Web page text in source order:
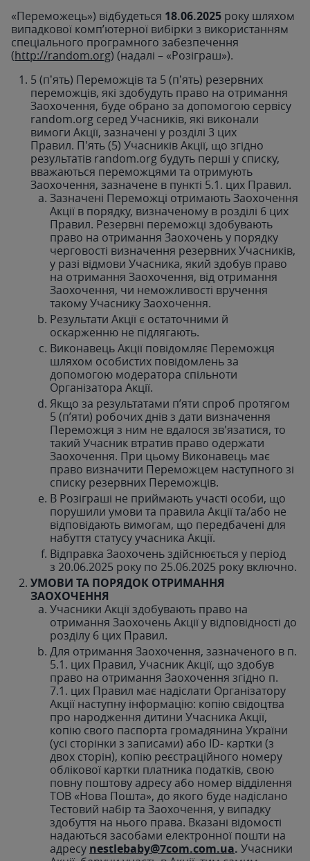
«Переможець») відбудеться 18.06.2025 року шляхом
випадкової комп’ютерної вибірки з використанням
спеціального програмного забезпечення
(http://random.org) (надалі – «Розіграш»).
5 (пʼять) Переможців та 5 (пʼять) резервних
переможців, які здобудуть право на отримання
Заохочення, буде обрано за допомогою сервісу
random.org серед Учасників, які виконали
вимоги Акції, зазначені у розділі 3 цих
Правил. Пʼять (5) Учасників Акції, що згідно
результатів random.org будуть перші у списку,
вважаються переможцями та отримують
Заохочення, зазначене в пункті 5.1. цих Правил.
Зазначені Переможці отримають Заохочення
Акції в порядку, визначеному в розділі 6 цих
Правил. Резервні переможці здобувають
право на отримання Заохочень у порядку
черговості визначення резервних Учасників,
у разі відмови Учасника, який здобув право
на отримання Заохочення, від отримання
Заохочення, чи неможливості вручення
такому Учаснику Заохочення.
Результати Акції є остаточними й
оскарженню не підлягають.
Виконавець Акції повідомляє Переможця
шляхом особистих повідомлень за
допомогою модератора спільноти
Організатора Акції.
Якщо за результатами п’яти спроб протягом
5 (п’яти) робочих днів з дати визначення
Переможця з ним не вдалося зв'язатися, то
такий Учасник втратив право одержати
Заохочення. При цьому Виконавець має
право визначити Переможцем наступного зі
списку резервних Переможців.
В Розіграші не приймають участі особи, що
порушили умови та правила Акції та/або не
відповідають вимогам, що передбачені для
набуття статусу учасника Акції.
Відправка Заохочень здійснюється у період
з 20.06.2025 року по 25.06.2025 року включно.
УМОВИ ТА ПОРЯДОК ОТРИМАННЯ
ЗАОХОЧЕННЯ
Учасники Акції здобувають право на
отримання Заохочень Акції у відповідності до
розділу 6 цих Правил.
Для отримання Заохочення, зазначеного в п.
5.1. цих Правил, Учасник Акції, що здобув
право на отримання Заохочення згідно п.
7.1. цих Правил має надіслати Організатору
Акції наступну інформацію: копію свідоцтва
про народження дитини Учасника Акції,
копію свого паспорта громадянина України
(усі сторінки з записами) або ID- картки (з
двох сторін), копію реєстраційного номеру
облікової картки платника податків, свою
повну поштову адресу або номер відділення
ТОВ «Нова Пошта», до якого буде надіслано
Тестовий набір та Заохочення, у випадку
здобуття на нього права. Вказані відомості
надаються засобами електронної пошти на
адресу nestlebaby@7com.com.ua. Учасники